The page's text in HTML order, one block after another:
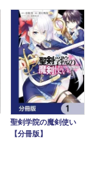
聖剣学院の魔剣使い
【分冊版】